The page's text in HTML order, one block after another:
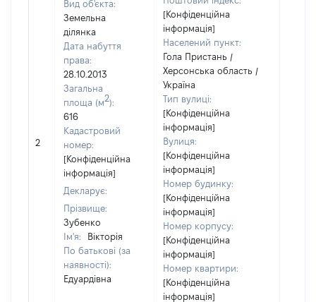
2
Вид об'єкта:
Земельна
ділянка
Дата набуття
права:
28.10.2013
Загальна
площа (м2):
616
Кадастровий
номер:
[Конфіденційна
інформація]
Декларує:
Прізвище:
Зубенко
Ім'я:
Вікторія
По батькові (за
наявності):
Едуардівна
[Конфіденційна
інформація]
Населений пункт:
Гола Пристань /
Херсонська область /
Україна
Тип вулиці:
[Конфіденційна
інформація]
Вулиця:
[Конфіденційна
інформація]
Номер будинку:
[Конфіденційна
інформація]
Номер корпусу:
[Конфіденційна
інформація]
Номер квартири:
[Конфіденційна
інформація]